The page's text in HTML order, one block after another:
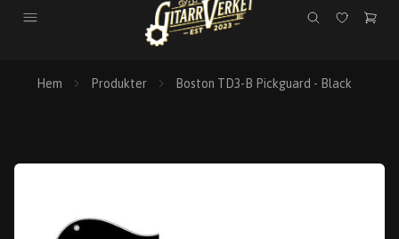
Hem Produkter Boston TD3-B Pickguard - Black